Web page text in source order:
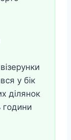
у бік
ділянок